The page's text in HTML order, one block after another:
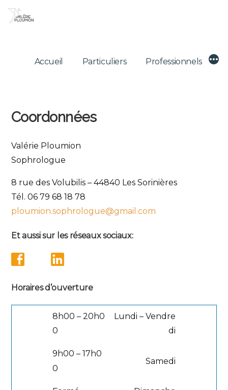
Skip
Accueil Particuliers Professionnels More
Coordonnées
Valérie Ploumion
Sophrologue
8 rue des Volubilis – 44840 Les Sorinières
Tél. 06 79 68 18 78
ploumion.sophrologue@gmail.com
Et aussi sur les réseaux sociaux:
Horaires d’ouverture
8h00 – 20h0
0
Lundi – Vendre
di
9h00 – 17h0
0
Samedi